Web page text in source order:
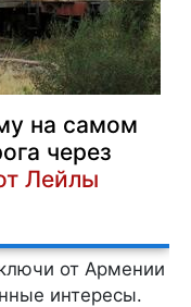
на самом
через
Лейлы
от Армении
интересы.